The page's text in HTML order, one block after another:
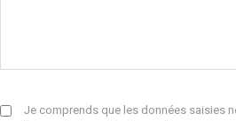
Je comprends que les données saisies